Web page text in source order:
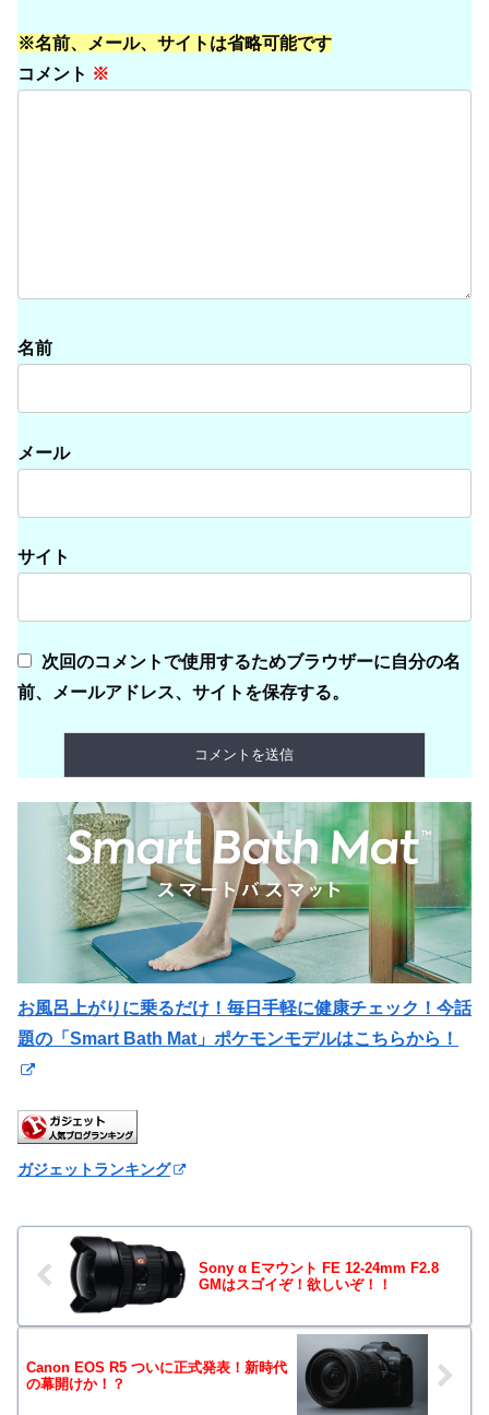
※名前、メール、サイトは省略可能です
コメント ※
名前
メール
サイト
次回のコメントで使用するためブラウザーに自分の名
前、メールアドレス、サイトを保存する。
お風呂上がりに乗るだけ！毎日手軽に健康チェック！今話
題の「Smart Bath Mat」ポケモンモデルはこちらから！
ガジェットランキング
Sony α Eマウント FE 12-24mm F2.8
GMはスゴイぞ！欲しいぞ！！
Canon EOS R5 ついに正式発表！新時代
の幕開けか！？